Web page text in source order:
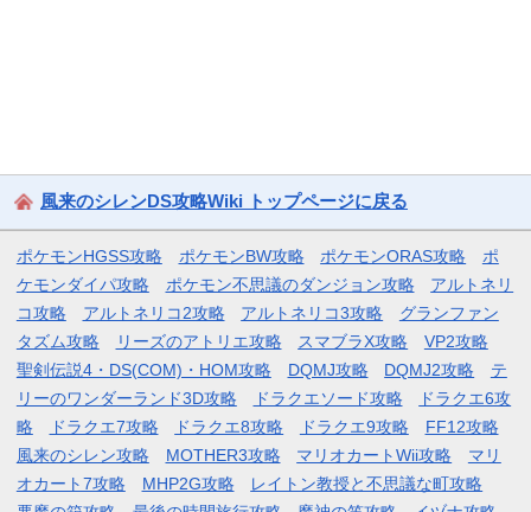
風来のシレンDS攻略Wiki トップページに戻る
ポケモンHGSS攻略 ポケモンBW攻略 ポケモンORAS攻略
ポ
ケモンダイパ攻略
ポケモン不思議のダンジョン攻略
アルトネリ
コ攻略
アルトネリコ2攻略 アルトネリコ3攻略
グランファン
タズム攻略
リーズのアトリエ攻略 スマブラX攻略
VP2攻略
聖剣伝説4・DS(COM)・HOM攻略
DQMJ攻略 DQMJ2攻略
テ
リーのワンダーランド3D攻略
ドラクエソード攻略
ドラクエ6攻
略
ドラクエ7攻略 ドラクエ8攻略 ドラクエ9攻略
FF12攻略
風来のシレン攻略
MOTHER3攻略 マリオカートWii攻略
マリ
オカート7攻略
MHP2G攻略
レイトン教授と不思議な町攻略